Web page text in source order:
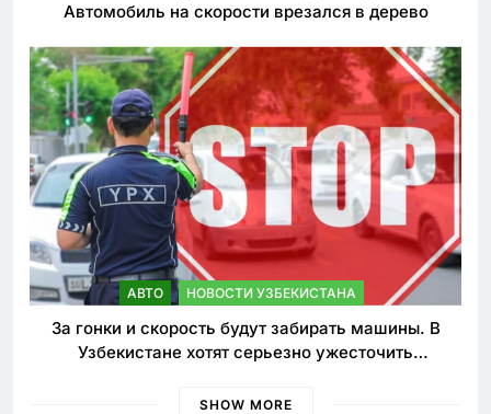
Автомобиль на скорости врезался в дерево
АВТО НОВОСТИ УЗБЕКИСТАНА
За гонки и скорость будут забирать машины. В
Узбекистане хотят серьезно ужесточить
SHOW MORE